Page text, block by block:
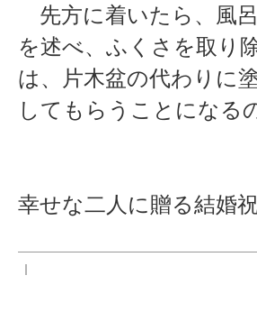
先方に着いたら、風
を述べ、ふくさを取り
は、片木盆の代わりに
してもらうことになる
幸せな二人に贈る結婚
｜